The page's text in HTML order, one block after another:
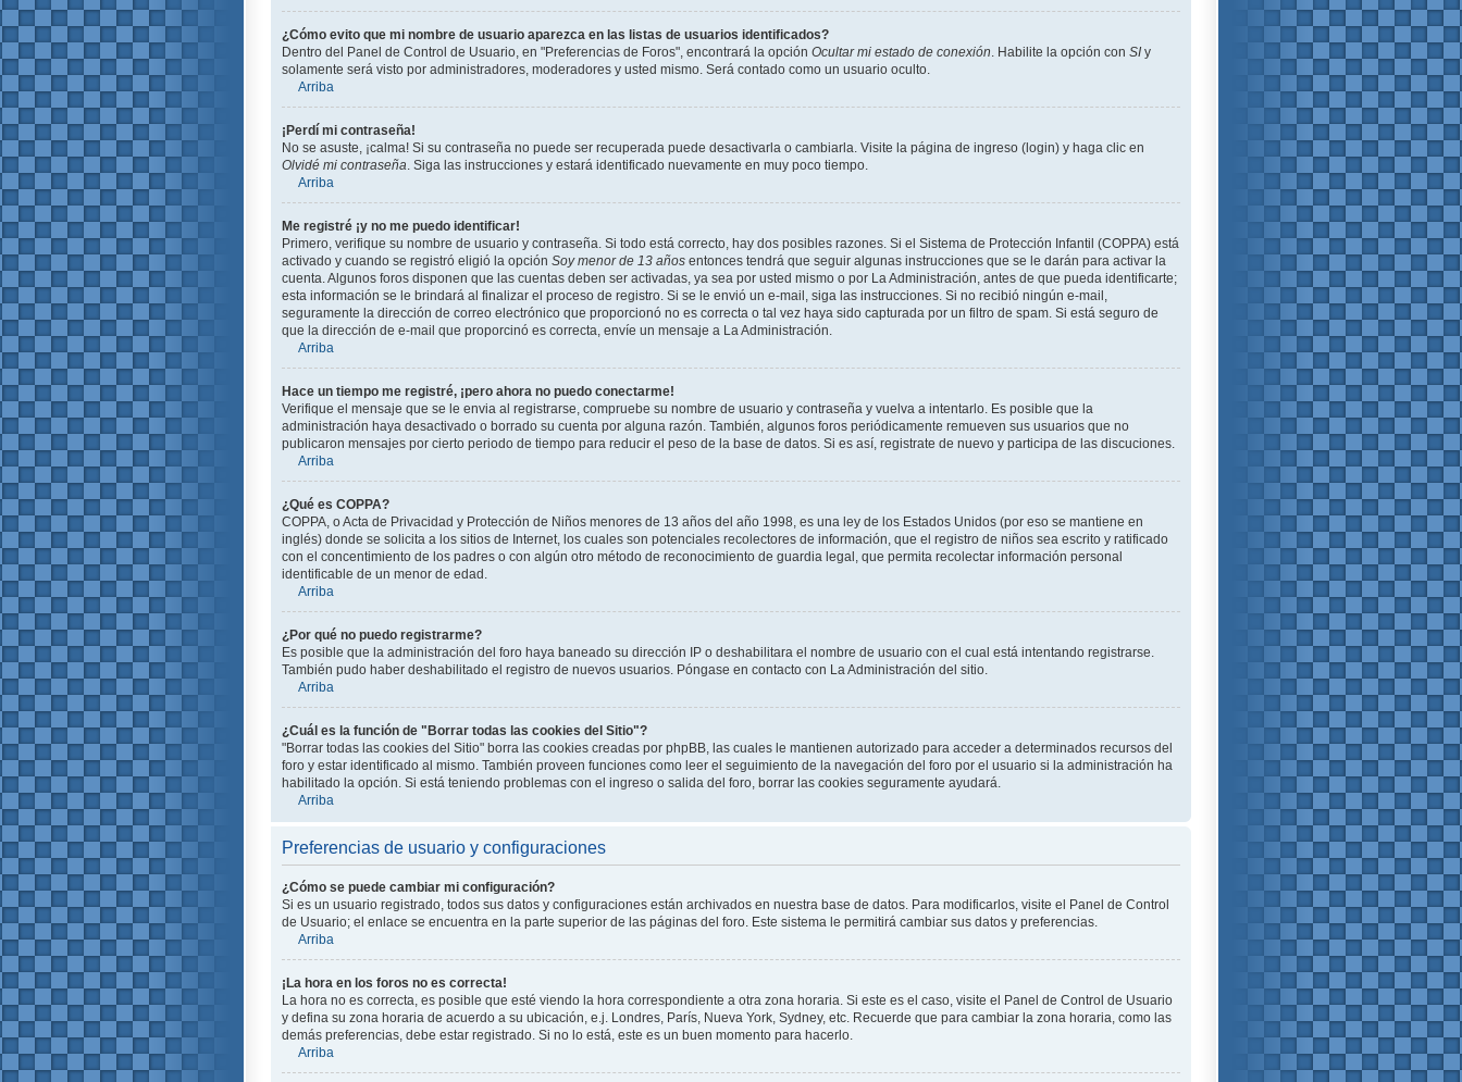
¿Cómo evito que mi nombre de usuario aparezca en las listas de usuarios identificados?
Dentro del Panel de Control de Usuario, en "Preferencias de Foros", encontrará la opción Ocultar mi estado de conexión . Habilite la opción con SI y
solamente será visto por administradores, moderadores y usted mismo. Será contado como un usuario oculto.
Arriba
¡Perdí mi contraseña!
No se asuste, ¡calma! Si su contraseña no puede ser recuperada puede desactivarla o cambiarla. Visite la página de ingreso (login) y haga clic en
Olvidé mi contraseña . Siga las instrucciones y estará identificado nuevamente en muy poco tiempo.
Arriba
Me registré ¡y no me puedo identificar!
Primero, verifique su nombre de usuario y contraseña. Si todo está correcto, hay dos posibles razones. Si el Sistema de Protección Infantil (COPPA) está
activado y cuando se registró eligió la opción Soy menor de 13 años entonces tendrá que seguir algunas instrucciones que se le darán para activar la
cuenta. Algunos foros disponen que las cuentas deben ser activadas, ya sea por usted mismo o por La Administración, antes de que pueda identificarte;
esta información se le brindará al finalizar el proceso de registro. Si se le envió un e-mail, siga las instrucciones. Si no recibió ningún e-mail,
seguramente la dirección de correo electrónico que proporcionó no es correcta o tal vez haya sido capturada por un filtro de spam. Si está seguro de
que la dirección de e-mail que proporcinó es correcta, envíe un mensaje a La Administración.
Arriba
Hace un tiempo me registré, ¡pero ahora no puedo conectarme!
Verifique el mensaje que se le envia al registrarse, compruebe su nombre de usuario y contraseña y vuelva a intentarlo. Es posible que la
administración haya desactivado o borrado su cuenta por alguna razón. También, algunos foros periódicamente remueven sus usuarios que no
publicaron mensajes por cierto periodo de tiempo para reducir el peso de la base de datos. Si es así, registrate de nuevo y participa de las discuciones.
Arriba
¿Qué es COPPA?
COPPA, o Acta de Privacidad y Protección de Niños menores de 13 años del año 1998, es una ley de los Estados Unidos (por eso se mantiene en
inglés) donde se solicita a los sitios de Internet, los cuales son potenciales recolectores de información, que el registro de niños sea escrito y ratificado
con el concentimiento de los padres o con algún otro método de reconocimiento de guardia legal, que permita recolectar información personal
identificable de un menor de edad.
Arriba
¿Por qué no puedo registrarme?
Es posible que la administración del foro haya baneado su dirección IP o deshabilitara el nombre de usuario con el cual está intentando registrarse.
También pudo haber deshabilitado el registro de nuevos usuarios. Póngase en contacto con La Administración del sitio.
Arriba
¿Cuál es la función de "Borrar todas las cookies del Sitio"?
"Borrar todas las cookies del Sitio" borra las cookies creadas por phpBB, las cuales le mantienen autorizado para acceder a determinados recursos del
foro y estar identificado al mismo. También proveen funciones como leer el seguimiento de la navegación del foro por el usuario si la administración ha
habilitado la opción. Si está teniendo problemas con el ingreso o salida del foro, borrar las cookies seguramente ayudará.
Arriba
Preferencias de usuario y configuraciones
¿Cómo se puede cambiar mi configuración?
Si es un usuario registrado, todos sus datos y configuraciones están archivados en nuestra base de datos. Para modificarlos, visite el Panel de Control
de Usuario; el enlace se encuentra en la parte superior de las páginas del foro. Este sistema le permitirá cambiar sus datos y preferencias.
Arriba
¡La hora en los foros no es correcta!
La hora no es correcta, es posible que esté viendo la hora correspondiente a otra zona horaria. Si este es el caso, visite el Panel de Control de Usuario
y defina su zona horaria de acuerdo a su ubicación, e.j. Londres, París, Nueva York, Sydney, etc. Recuerde que para cambiar la zona horaria, como las
demás preferencias, debe estar registrado. Si no lo está, este es un buen momento para hacerlo.
Arriba